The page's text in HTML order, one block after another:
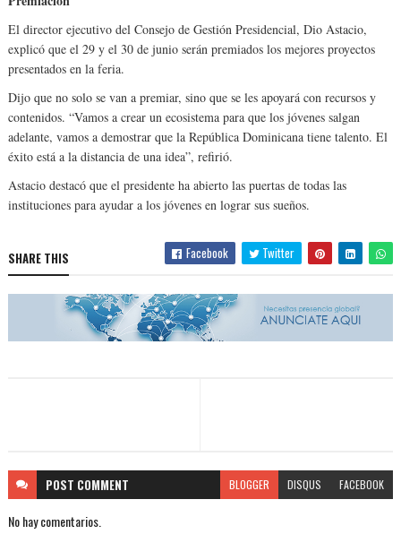
El director ejecutivo del Consejo de Gestión Presidencial, Dio Astacio,
explicó que el 29 y el 30 de junio serán premiados los mejores proyectos
presentados en la feria.
Dijo que no solo se van a premiar, sino que se les apoyará con recursos y
contenidos. “Vamos a crear un ecosistema para que los jóvenes salgan
adelante, vamos a demostrar que la República Dominicana tiene talento. El
éxito está a la distancia de una idea”, refirió.
Astacio destacó que el presidente ha abierto las puertas de todas las
instituciones para ayudar a los jóvenes en lograr sus sueños.
SHARE THIS Facebook Twitter
POST COMMENT BLOGGER DISQUS FACEBOOK
No hay comentarios.